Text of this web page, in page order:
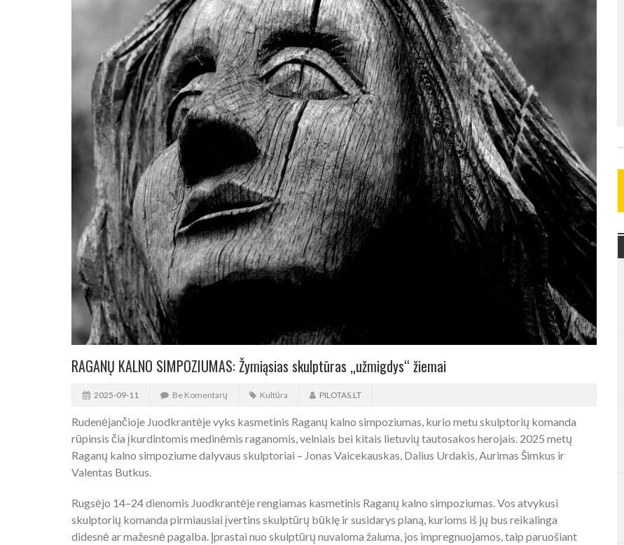
RAGANŲ KALNO SIMPOZIUMAS: Žymiąsias skulptūras „užmigdys“ žiemai
2025-09-11 Be Komentarų Kultūra PILOTAS.LT
Rudenėjančioje Juodkrantėje vyks kasmetinis Raganų kalno simpoziumas, kurio metu skulptorių komanda
rūpinsis čia įkurdintomis medinėmis raganomis, velniais bei kitais lietuvių tautosakos herojais. 2025 metų
Raganų kalno simpoziume dalyvaus skulptoriai – Jonas Vaicekauskas, Dalius Urdakis, Aurimas Šimkus ir
Valentas Butkus.
Rugsėjo 14–24 dienomis Juodkrantėje rengiamas kasmetinis Raganų kalno simpoziumas. Vos atvykusi
skulptorių komanda pirmiausiai įvertins skulptūrų būklę ir susidarys planą, kurioms iš jų bus reikalinga
didesnė ar mažesnė pagalba. Įprastai nuo skulptūrų nuvaloma žaluma, jos impregnuojamos, taip paruošiant